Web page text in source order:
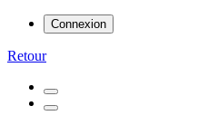
Connexion
Retour